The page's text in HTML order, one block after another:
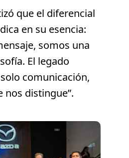
que el diferencial
en su esencia:
somos una
El legado
comunicación,
nos distingue”.